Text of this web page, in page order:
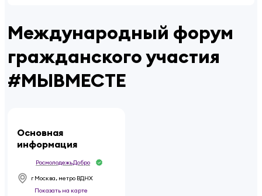
Международный форум
гражданского участия
#МЫВМЕСТЕ
Основная
информация
Росмолодежь.Добро
г Москва, метро ВДНХ
Показать на карте